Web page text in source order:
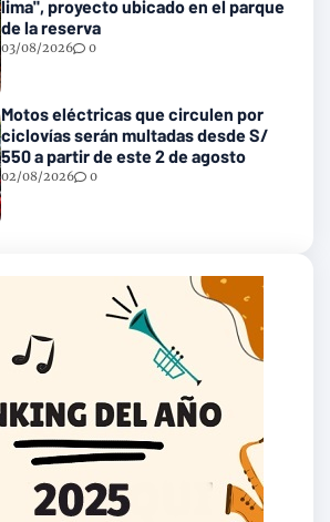
lima", proyecto ubicado en el parque
de la reserva
03/08/2026 0
Motos eléctricas que circulen por
ciclovías serán multadas desde S/
550 a partir de este 2 de agosto
02/08/2026 0